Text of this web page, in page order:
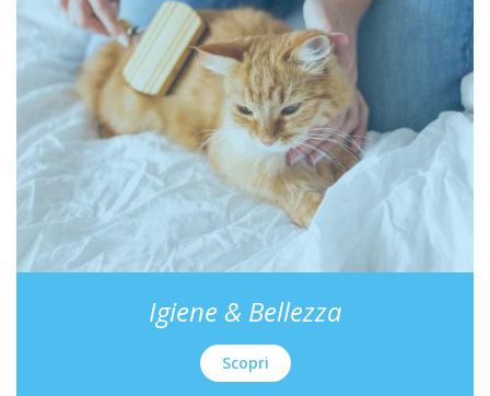
Igiene & Bellezza
Scopri